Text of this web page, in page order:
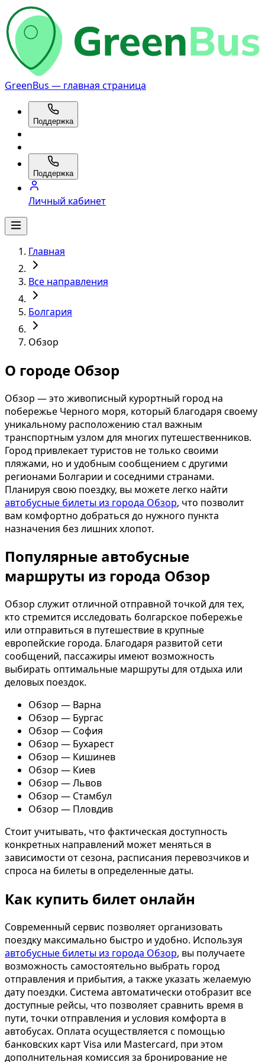
GreenBus — главная страница
Поддержка
Поддержка
Личный кабинет
Главная
Все направления
Болгария
Обзор
О городе Обзор
Обзор — это живописный курортный город на
побережье Черного моря, который благодаря своему
уникальному расположению стал важным
транспортным узлом для многих путешественников.
Город привлекает туристов не только своими
пляжами, но и удобным сообщением с другими
регионами Болгарии и соседними странами.
Планируя свою поездку, вы можете легко найти
автобусные билеты из города Обзор, что позволит
вам комфортно добраться до нужного пункта
назначения без лишних хлопот.
Популярные автобусные
маршруты из города Обзор
Обзор служит отличной отправной точкой для тех,
кто стремится исследовать болгарское побережье
или отправиться в путешествие в крупные
европейские города. Благодаря развитой сети
сообщений, пассажиры имеют возможность
выбирать оптимальные маршруты для отдыха или
деловых поездок.
Обзор — Варна
Обзор — Бургас
Обзор — София
Обзор — Бухарест
Обзор — Кишинев
Обзор — Киев
Обзор — Львов
Обзор — Стамбул
Обзор — Пловдив
Стоит учитывать, что фактическая доступность
конкретных направлений может меняться в
зависимости от сезона, расписания перевозчиков и
спроса на билеты в определенные даты.
Как купить билет онлайн
Современный сервис позволяет организовать
поездку максимально быстро и удобно. Используя
автобусные билеты из города Обзор, вы получаете
возможность самостоятельно выбрать город
отправления и прибытия, а также указать желаемую
дату поездки. Система автоматически отобразит все
доступные рейсы, что позволяет сравнить время в
пути, точки отправления и условия комфорта в
автобусах. Оплата осуществляется с помощью
банковских карт Visa или Mastercard, при этом
дополнительная комиссия за бронирование не